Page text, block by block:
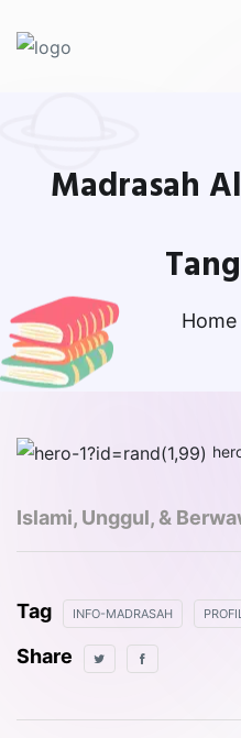
Madrasah
Home
Islami, Unggul, &
Tag INFO-MADRASAH
Share